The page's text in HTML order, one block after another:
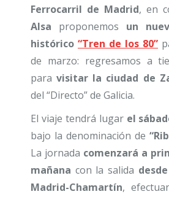
Ferrocarril de Madrid, en
Alsa proponemos un
histórico “Tren de los 80”
de marzo: regresamos a
paravisitar la ciudad de
del “Directo” de Galicia.
El viaje tendrá lugar el
bajo la denominación de
La jornada comenzará a
mañana con la salida
Madrid-Chamartín,